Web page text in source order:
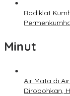
Badiklat
Minut
Air Mata di
Dirobohkan,